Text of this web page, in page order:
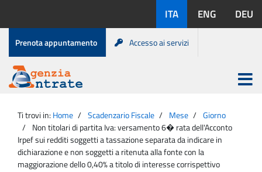
contenuto
disponibili:
ITA ENG DEU
Menu
di
servizio
Prenota appuntamento Accesso ai servizi
Agenzia
Entrate
Apri
menu
principale
Ti trovi in: Home Scadenzario Fiscale Mese
Giorno
Non titolari di partita Iva: versamento 6� rata dell'Acconto
Irpef sui redditi soggetti a tassazione separata da indicare in
dichiarazione e non soggetti a ritenuta alla fonte con la
maggiorazione dello 0,40% a titolo di interesse corrispettivo